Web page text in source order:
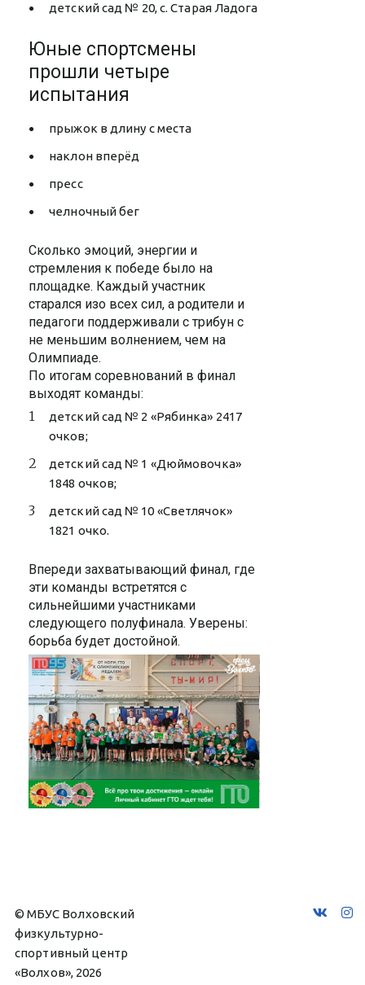
детский сад № 20, с. Старая Ладога
Юные спортсмены
прошли четыре
испытания
прыжок в длину с места
наклон вперёд
пресс
челночный бег
Сколько эмоций, энергии и
стремления к победе было на
площадке. Каждый участник
старался изо всех сил, а родители и
педагоги поддерживали с трибун с
не меньшим волнением, чем на
Олимпиаде.
По итогам соревнований в финал
выходят команды:
детский сад № 2 «Рябинка» 2417
очков;
детский сад № 1 «Дюймовочка»
1848 очков;
детский сад № 10 «Светлячок»
1821 очко.
Впереди захватывающий финал, где
эти команды встретятся с
сильнейшими участниками
следующего полуфинала. Уверены:
борьба будет достойной.
© МБУС Волховский
физкультурно-
спортивный центр
«Волхов», 2026